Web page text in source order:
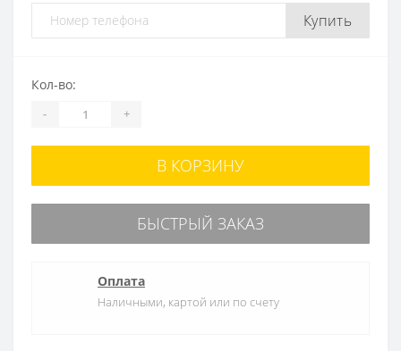
Купить
Кол-во:
- +
В КОРЗИНУ
БЫСТРЫЙ ЗАКАЗ
Оплата
Наличными, картой или по счету